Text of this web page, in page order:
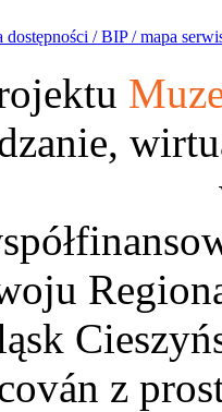
dostępności /BIP /mapa
z